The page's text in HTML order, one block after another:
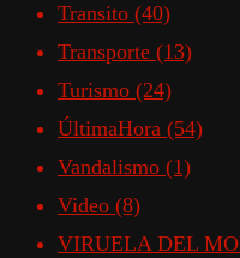
Transito (40)
Transporte (13)
Turismo (24)
ÚltimaHora (54)
Vandalismo (1)
Video (8)
VIRUELA DEL